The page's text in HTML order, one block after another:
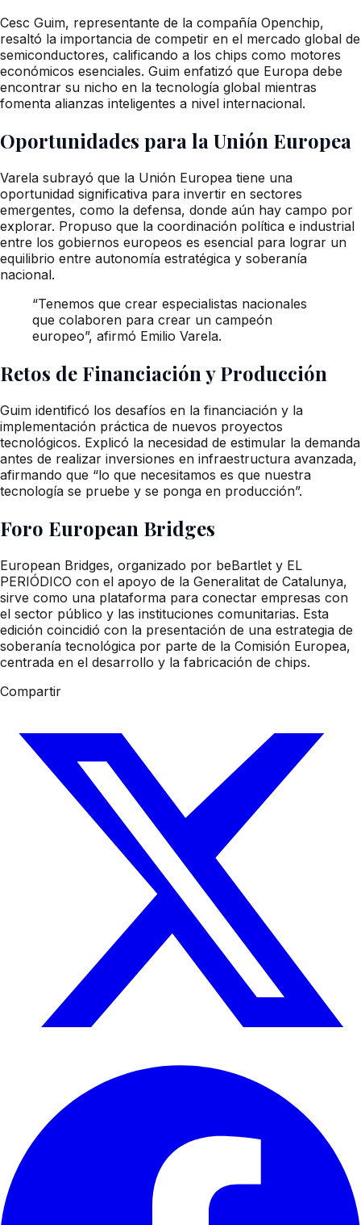
Cesc Guim, representante de la compañía Openchip,
resaltó la importancia de competir en el mercado global de
semiconductores, calificando a los chips como motores
económicos esenciales. Guim enfatizó que Europa debe
encontrar su nicho en la tecnología global mientras
fomenta alianzas inteligentes a nivel internacional.
Oportunidades para la Unión Europea
Varela subrayó que la Unión Europea tiene una
oportunidad significativa para invertir en sectores
emergentes, como la defensa, donde aún hay campo por
explorar. Propuso que la coordinación política e industrial
entre los gobiernos europeos es esencial para lograr un
equilibrio entre autonomía estratégica y soberanía
nacional.
“Tenemos que crear especialistas nacionales
que colaboren para crear un campeón
europeo”, afirmó Emilio Varela.
Retos de Financiación y Producción
Guim identificó los desafíos en la financiación y la
implementación práctica de nuevos proyectos
tecnológicos. Explicó la necesidad de estimular la demanda
antes de realizar inversiones en infraestructura avanzada,
afirmando que “lo que necesitamos es que nuestra
tecnología se pruebe y se ponga en producción”.
Foro European Bridges
European Bridges, organizado por beBartlet y EL
PERIÓDICO con el apoyo de la Generalitat de Catalunya,
sirve como una plataforma para conectar empresas con
el sector público y las instituciones comunitarias. Esta
edición coincidió con la presentación de una estrategia de
soberanía tecnológica por parte de la Comisión Europea,
centrada en el desarrollo y la fabricación de chips.
Compartir